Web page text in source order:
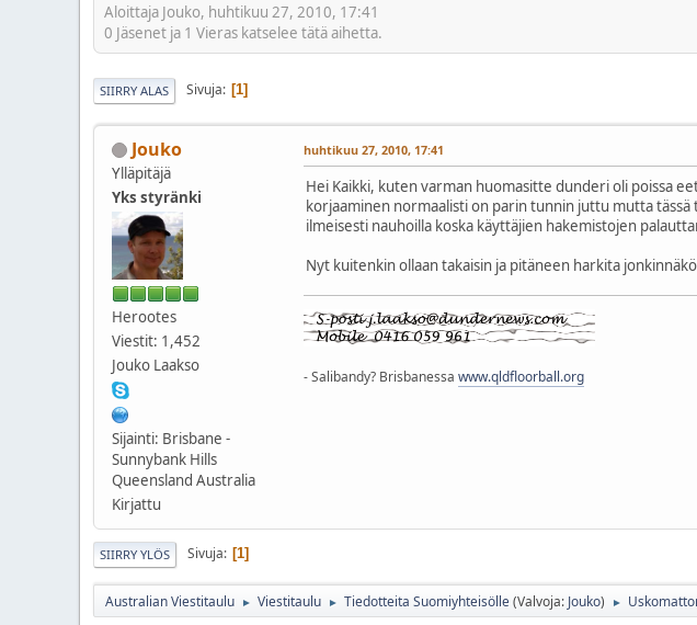
Aloittaja Jouko, huhtikuu 27, 2010, 17:41
0 Jäsenet ja 1 Vieras katselee tätä aihetta.
SIIRRY ALAS Sivuja 1
Jouko
Ylläpitäjä
Yks styränki
Herootes
Viestit: 1,452
Jouko Laakso
Sijainti: Brisbane -
Sunnybank Hills
Queensland Australia
Kirjattu
huhtikuu 27, 2010, 17:41
Hei Kaikki, kuten varman huomasitte dunderi oli poissa
korjaaminen normaalisti on parin tunnin juttu mutta
ilmeisesti nauhoilla koska käyttäjien hakemistojen
Nyt kuitenkin ollaan takaisin ja pitäneen harkita
- Salibandy? Brisbanessa www.qldfloorball.org
SIIRRY YLÖS Sivuja 1
Australian Viestitaulu ► Viestitaulu ► Tiedotteita Suomiyhteisölle(Valvoja: Jouko) ►